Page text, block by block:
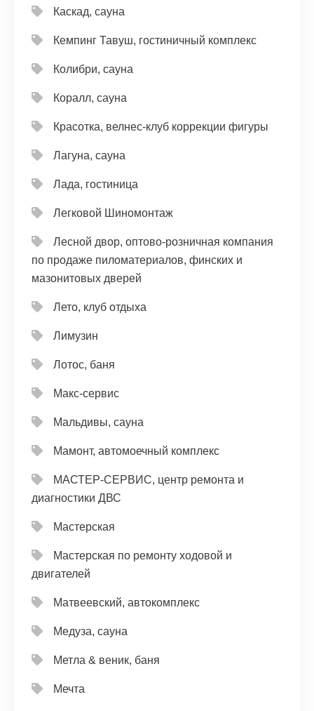
Каскад, сауна
Кемпинг Тавуш, гостиничный комплекс
Колибри, сауна
Коралл, сауна
Красотка, велнес-клуб коррекции фигуры
Лагуна, сауна
Лада, гостиница
Легковой Шиномонтаж
Лесной двор, оптово-розничная компания
по продаже пиломатериалов, финских и
мазонитовых дверей
Лето, клуб отдыха
Лимузин
Лотос, баня
Макс-сервис
Мальдивы, сауна
Мамонт, автомоечный комплекс
МАСТЕР-СЕРВИС, центр ремонта и
диагностики ДВС
Мастерская
Мастерская по ремонту ходовой и
двигателей
Матвеевский, автокомплекс
Медуза, сауна
Метла & веник, баня
Мечта